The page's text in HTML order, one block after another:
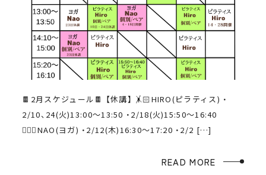
🍫2月スケジュール🍫 【休講】 🤸🏻HIRO(ピラティス) ・
2/10、24(火)13:00〜13:50 ・2/18(火)15:50〜16:40
🧘🏻‍♀️NAO(ヨガ) ・2/12(木)16:30〜17:20 ・2/2 […]
READ MORE